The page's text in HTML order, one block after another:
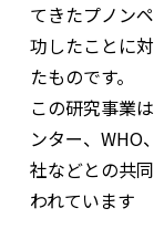
てきたプノン
功したことに
たものです。
この研究事業
ンター、WHO
社などとの共
われています